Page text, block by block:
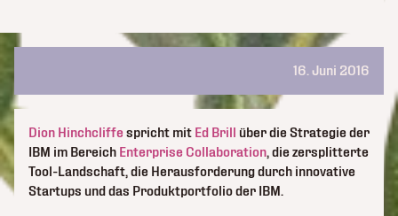
16. Juni 2016
Dion Hinchcliffe spricht mit Ed Brill
über die Strategie der
IBM im Bereich Enterprise Collaboration, die zersplitterte
Tool-Landschaft, die Herausforderung durch innovative
Startups und das Produktportfolio der IBM.